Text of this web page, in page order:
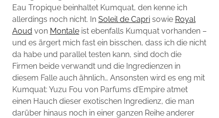
Eau Tropique beinhaltet Kumquat, den kenne ich
allerdings noch nicht. In Soleil de Caprisowie Royal
Aoud von Montaleist ebenfalls Kumquat vorhanden –
und es ärgert mich fast ein bisschen, dass ich die nicht
da habe und parallel testen kann, sind doch die
Firmen beide verwandt und die Ingredienzen in
diesem Falle auch ähnlich… Ansonsten wird es eng mit
Kumquat: Yuzu Fou von Parfums d’Empire atmet
einen Hauch dieser exotischen Ingredienz, die man
darüber hinaus noch in einer ganzen Reihe anderer